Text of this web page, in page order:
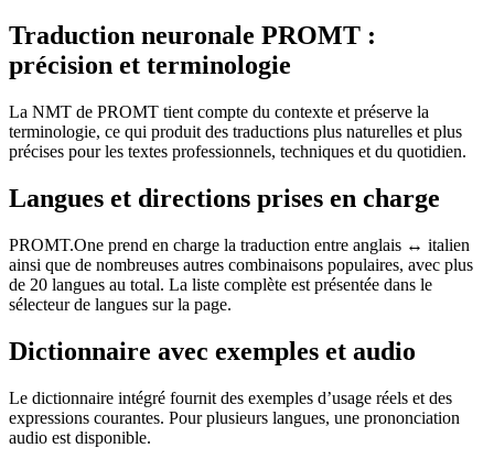
Traduction neuronale PROMT :
précision et terminologie
La NMT de PROMT tient compte du contexte et préserve la
terminologie, ce qui produit des traductions plus naturelles et plus
précises pour les textes professionnels, techniques et du quotidien.
Langues et directions prises en charge
PROMT.One prend en charge la traduction entre anglais ↔ italien
ainsi que de nombreuses autres combinaisons populaires, avec plus
de 20 langues au total. La liste complète est présentée dans le
sélecteur de langues sur la page.
Dictionnaire avec exemples et audio
Le dictionnaire intégré fournit des exemples d’usage réels et des
expressions courantes. Pour plusieurs langues, une prononciation
audio est disponible.